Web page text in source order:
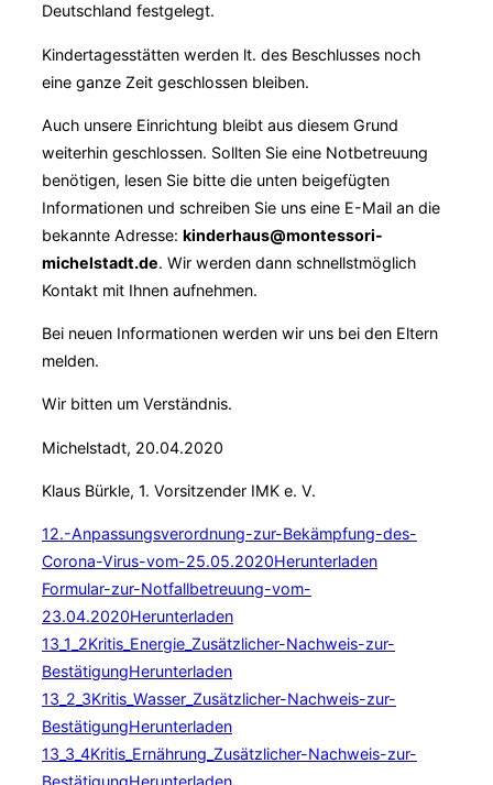
Deutschland festgelegt.
Kindertagesstätten werden lt. des Beschlusses noch
eine ganze Zeit geschlossen bleiben.
Auch unsere Einrichtung bleibt aus diesem Grund
weiterhin geschlossen. Sollten Sie eine Notbetreuung
benötigen, lesen Sie bitte die unten beigefügten
Informationen und schreiben Sie uns eine E-Mail an die
bekannte Adresse: kinderhaus@montessori-
michelstadt.de. Wir werden dann schnellstmöglich
Kontakt mit Ihnen aufnehmen.
Bei neuen Informationen werden wir uns bei den Eltern
melden.
Wir bitten um Verständnis.
Michelstadt, 20.04.2020
Klaus Bürkle, 1. Vorsitzender IMK e. V.
12.-Anpassungsverordnung-zur-Bekämpfung-des-
Corona-Virus-vom-25.05.2020Herunterladen
Formular-zur-Notfallbetreuung-vom-
23.04.2020Herunterladen
13_1_2Kritis_Energie_Zusätzlicher-Nachweis-zur-
BestätigungHerunterladen
13_2_3Kritis_Wasser_Zusätzlicher-Nachweis-zur-
BestätigungHerunterladen
13_3_4Kritis_Ernährung_Zusätzlicher-Nachweis-zur-